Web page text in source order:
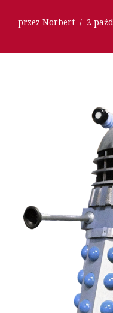
przez Norbert 2